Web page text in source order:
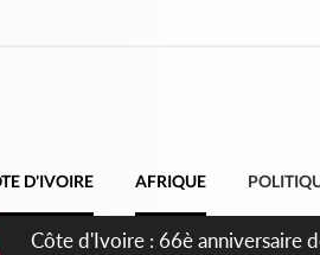
D'IVOIRE AFRIQUE
Côte d'Ivoire : À Abidjan,